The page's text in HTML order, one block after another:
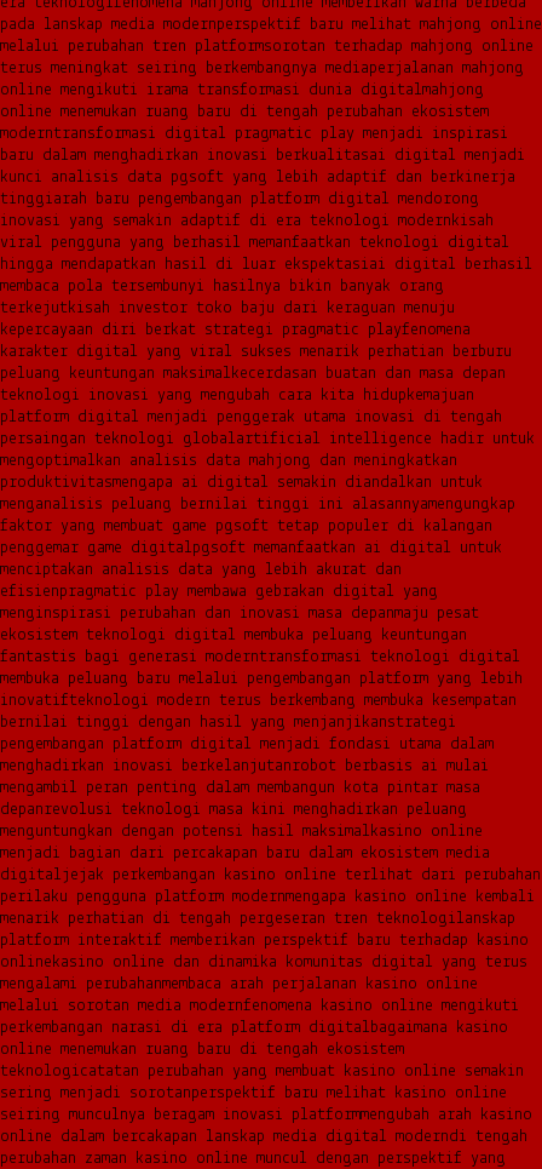
pada lanskap media modernperspektif baru melihat mahjong online
melalui perubahan tren platformsorotan terhadap mahjong online
terus meningkat seiring berkembangnya mediaperjalanan mahjong
online mengikuti irama transformasi dunia digitalmahjong
online menemukan ruang baru di tengah perubahan ekosistem
moderntransformasi digital pragmatic play menjadi inspirasi
baru dalam menghadirkan inovasi berkualitasai digital menjadi
kunci analisis data pgsoft yang lebih adaptif dan berkinerja
tinggiarah baru pengembangan platform digital mendorong
inovasi yang semakin adaptif di era teknologi modern kisah
viral pengguna yang berhasil memanfaatkan teknologi digital
hingga mendapatkan hasil di luar ekspektasiai digital berhasil
membaca pola tersembunyi hasilnya bikin banyak orang
terkejutkisah investor toko baju dari keraguan menuju
kepercayaan diri berkat strategi pragmatic playfenomena
karakter digital yang viral sukses menarik perhatian berburu
peluang keuntungan maksimal kecerdasan buatan dan masa depan
teknologi inovasi yang mengubah cara kita hidup kemajuan
platform digital menjadi penggerak utama inovasi di tengah
persaingan teknologi globalartificial intelligence hadir untuk
mengoptimalkan analisis data mahjong dan meningkatkan
produktivitasmengapa ai digital semakin diandalkan untuk
menganalisis peluang bernilai tinggi ini alasannyamengungkap
faktor yang membuat game pgsoft tetap populer di kalangan
penggemar game digitalpgsoft memanfaatkan ai digital untuk
menciptakan analisis data yang lebih akurat dan
efisienpragmatic play membawa gebrakan digital yang
menginspirasi perubahan dan inovasi masa depanmaju pesat
ekosistem teknologi digital membuka peluang keuntungan
fantastis bagi generasi moderntransformasi teknologi digital
membuka peluang baru melalui pengembangan platform yang lebih
inovatifteknologi modern terus berkembang membuka kesempatan
bernilai tinggi dengan hasil yang menjanjikanstrategi
pengembangan platform digital menjadi fondasi utama dalam
menghadirkan inovasi berkelanjutanrobot berbasis ai mulai
mengambil peran penting dalam membangun kota pintar masa
depanrevolusi teknologi masa kini menghadirkan peluang
menguntungkan dengan potensi hasil maksimal kasino online
menjadi bagian dari percakapan baru dalam ekosistem media
digitaljejak perkembangan kasino online terlihat dari perubahan
perilaku pengguna platform modernmengapa kasino online kembali
menarik perhatian di tengah pergeseran tren teknologilanskap
platform interaktif memberikan perspektif baru terhadap kasino
online kasino online dan dinamika komunitas digital yang terus
mengalami perubahanmembaca arah perjalanan kasino online
melalui sorotan media modernfenomena kasino online mengikuti
perkembangan narasi di era platform digital bagaimana kasino
online menemukan ruang baru di tengah ekosistem
teknologicatatan perubahan yang membuat kasino online semakin
sering menjadi sorotanperspektif baru melihat kasino online
seiring munculnya beragam inovasi platformmengubah arah kasino
online dalam bercakapan lanskap media digital moderndi tengah
perubahan zaman kasino online muncul dengan perspektif yang